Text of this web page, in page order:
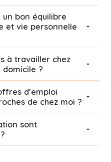
un bon équilibre
et vie personnelle
à travailler chez
domicile ?
d’emploi
de chez moi ?
sont